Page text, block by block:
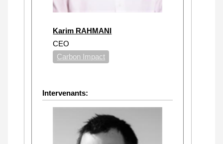
Karim RAHMANI
CEO
Carbon Impact
Intervenants: